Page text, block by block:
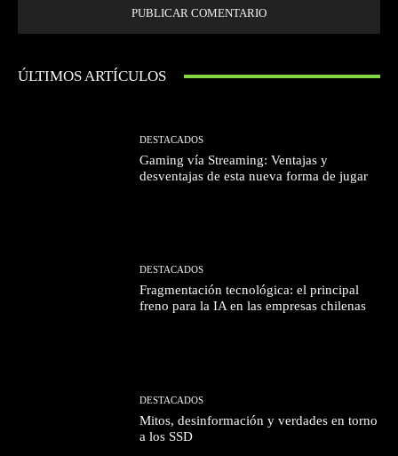
ÚLTIMOS ARTÍCULOS
DESTACADOS
Gaming vía Streaming: Ventajas y
desventajas de esta nueva forma de jugar
DESTACADOS
Fragmentación tecnológica: el principal
freno para la IA en las empresas chilenas
DESTACADOS
Mitos, desinformación y verdades en torno
a los SSD